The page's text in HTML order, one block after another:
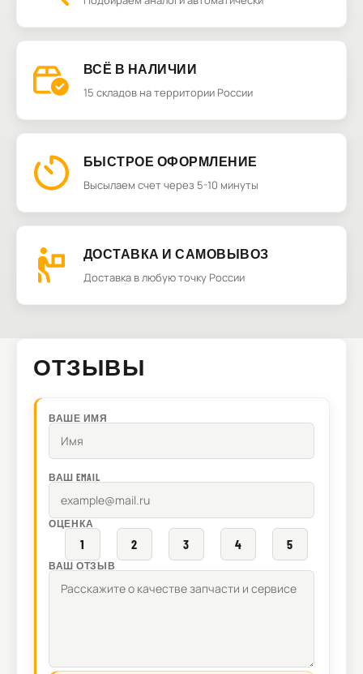
ВСЁ В НАЛИЧИИ
15 складов на территории России
БЫСТРОЕ ОФОРМЛЕНИЕ
Высылаем счет через 5-10 минуты
ДОСТАВКА И САМОВЫВОЗ
Доставка в любую точку России
ОТЗЫВЫ
ВАШЕ ИМЯ
ВАШ EMAIL
ОЦЕНКА
1 2 3 4 5
ВАШ ОТЗЫВ